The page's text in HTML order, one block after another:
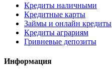
Кредиты наличными
Кредитные карты
Займы и онлайн кредиты
Кредиты аграриям
Гривневые депозиты
Информация